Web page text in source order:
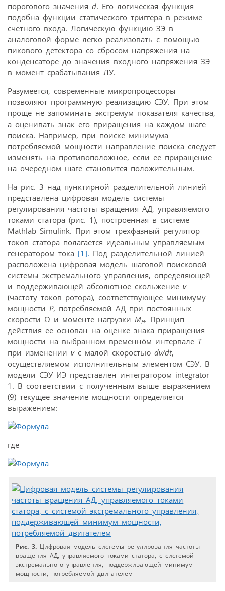
порогового значения d. Его логическая функция
подобна функции статического триггера в режиме
счетного входа. Логическую функцию ЗЭ в
аналоговой форме легко реализовать с помощью
пикового детектора со сбросом напряжения на
конденсаторе до значения входного напряжения ЗЭ
в момент срабатывания ЛУ.
Разумеется, современные микропроцессоры
позволяют программную реализацию СЭУ. При этом
проще не запоминать экстремум показателя качества,
а оценивать знак его приращения на каждом шаге
поиска. Например, при поиске минимума
потребляемой мощности направление поиска следует
изменять на противоположное, если ее приращение
на очередном шаге становится положительным.
На рис. 3 над пунктирной разделительной линией
представлена цифровая модель системы
регулирования частоты вращения АД, управляемого
токами статора (рис. 1), построенная в системе
Mathlab Simulink. При этом трехфазный регулятор
токов статора полагается идеальным управляемым
генератором тока [1]. Под разделительной линией
расположена цифровая модель шаговой поисковой
системы экстремального управления, определяющей
и поддерживающей абсолютное скольжение v
(частоту токов ротора), соответствующее минимуму
мощности Р, потребляемой АД при постоянных
скорости Ω и моменте нагрузки МН. Принцип
действия ее основан на оценке знака приращения
мощности на выбранном временнóм интервале T
при изменении vс малой скоростью dν/dt,
осуществляемом исполнительным элементом СЭУ. В
модели СЭУ ИЭ представлен интегратором integrator
1. В соответствии с полученным выше выражением
(9) текущее значение мощности определяется
выражением:
где
Рис. 3. Цифровая модель системы регулирования частоты
вращения АД, управляемого токами статора, с системой
экстремального управления, поддерживающей минимум
мощности, потребляемой двигателем